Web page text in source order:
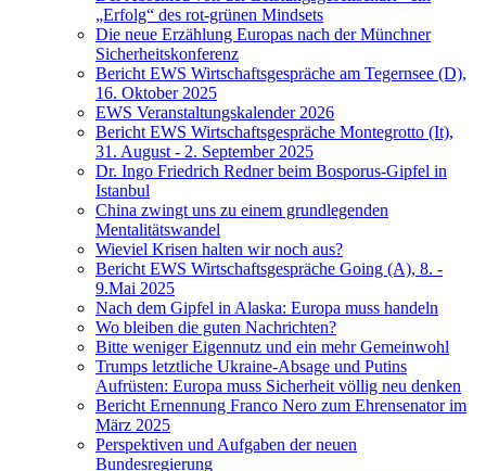
„Erfolg“ des rot-grünen Mindsets
Die neue Erzählung Europas nach der Münchner
Sicherheitskonferenz
Bericht EWS Wirtschaftsgespräche am Tegernsee (D),
16. Oktober 2025
EWS Veranstaltungskalender 2026
Bericht EWS Wirtschaftsgespräche Montegrotto (It),
31. August - 2. September 2025
Dr. Ingo Friedrich Redner beim Bosporus-Gipfel in
Istanbul
China zwingt uns zu einem grundlegenden
Mentalitätswandel
Wieviel Krisen halten wir noch aus?
Bericht EWS Wirtschaftsgespräche Going (A), 8. -
9.Mai 2025
Nach dem Gipfel in Alaska: Europa muss handeln
Wo bleiben die guten Nachrichten?
Bitte weniger Eigennutz und ein mehr Gemeinwohl
Trumps letztliche Ukraine-Absage und Putins
Aufrüsten: Europa muss Sicherheit völlig neu denken
Bericht Ernennung Franco Nero zum Ehrensenator im
März 2025
Perspektiven und Aufgaben der neuen
Bundesregierung